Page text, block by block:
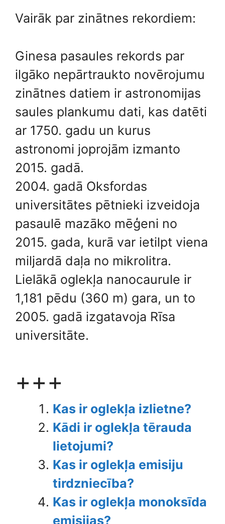
Vairāk par zinātnes rekordiem:
Ginesa pasaules rekords par
ilgāko nepārtraukto novērojumu
zinātnes datiem ir astronomijas
saules plankumu dati, kas datēti
ar 1750. gadu un kurus
astronomi joprojām izmanto
2015. gadā.
2004. gadā Oksfordas
universitātes pētnieki izveidoja
pasaulē mazāko mēģeni no
2015. gada, kurā var ietilpt viena
miljardā daļa no mikrolitra.
Lielākā oglekļa nanocaurule ir
1,181 pēdu (360 m) gara, un to
2005. gadā izgatavoja Rīsa
universitāte.
+++
Kas ir oglekļa izlietne?
Kādi ir oglekļa tērauda
lietojumi?
Kas ir oglekļa emisiju
tirdzniecība?
Kas ir oglekļa monoksīda
emisijas?